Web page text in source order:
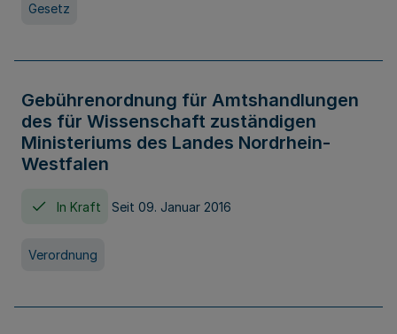
Gesetz
Gebührenordnung für Amtshandlungen
des für Wissenschaft zuständigen
Ministeriums des Landes Nordrhein-
Westfalen
In Kraft Seit 09. Januar 2016
Verordnung